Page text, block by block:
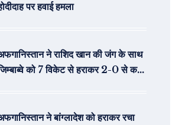
पर हवाई हमला
ने राशिद खान की जंग के साथ
को 7 विकेट से हराकर 2-0 से कर
ने बांग्लादेश को हराकर रचा